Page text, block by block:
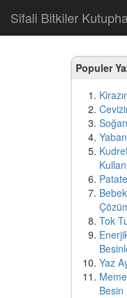
Sifali Bitkiler
Populer
Tok
Yaz
Besin